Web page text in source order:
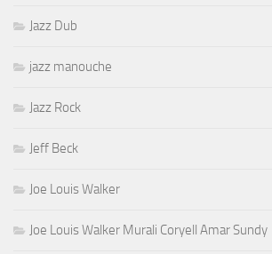
Jazz Dub
jazz manouche
Jazz Rock
Jeff Beck
Joe Louis Walker
Joe Louis Walker Murali Coryell Amar Sundy